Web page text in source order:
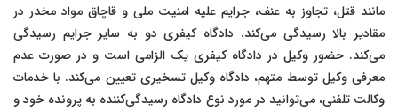
مانند قتل، تجاوز به عنف، جرایم علیه امنیت ملی و قاچاق مواد مخدر در
مقادیر بالا رسیدگی می‌کند. دادگاه کیفری دو به سایر جرایم رسیدگی
می‌کند. حضور وکیل در دادگاه کیفری یک الزامی است و در صورت عدم
معرفی وکیل توسط متهم، دادگاه وکیل تسخیری تعیین می‌کند. با خدمات
وکالت تلفنی، می‌توانید در مورد نوع دادگاه رسیدگی‌کننده به پرونده خود و